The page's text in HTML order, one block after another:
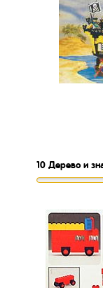
10 Дерево и